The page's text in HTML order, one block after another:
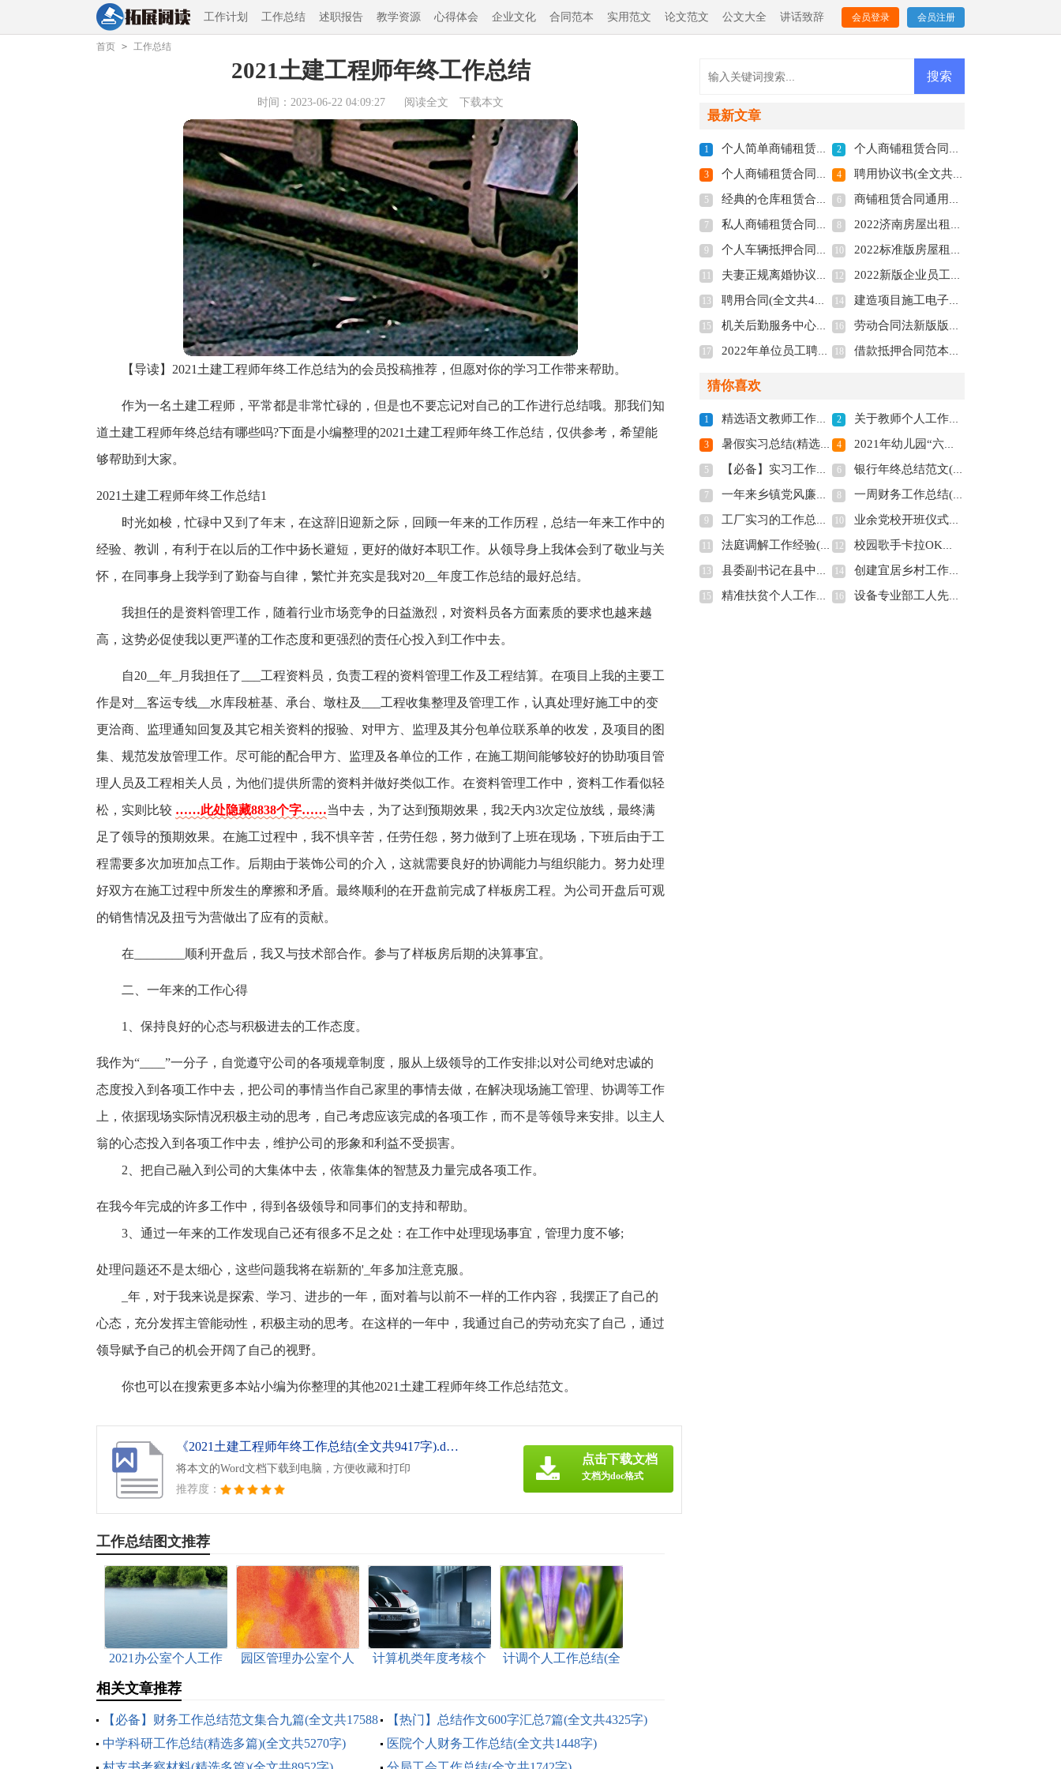
工作计划 工作总结 述职报告 教学资源 心得体会 企业文化 合同范本 实用范文 论文范文 公文大全 讲话致辞 会员登录 会员注册
首页 > 工作总结
2021土建工程师年终工作总结
时间：2023-06-22 04:09:27 阅读全文 下载本文
【导读】2021土建工程师年终工作总结为的会员投稿推荐，但愿对你的学习工作带来帮助。
作为一名土建工程师，平常都是非常忙碌的，但是也不要忘记对自己的工作进行总结哦。那我们知
道土建工程师年终总结有哪些吗?下面是小编整理的2021土建工程师年终工作总结，仅供参考，希望能
够帮助到大家。
2021土建工程师年终工作总结1
时光如梭，忙碌中又到了年末，在这辞旧迎新之际，回顾一年来的工作历程，总结一年来工作中的
经验、教训，有利于在以后的工作中扬长避短，更好的做好本职工作。从领导身上我体会到了敬业与关
怀，在同事身上我学到了勤奋与自律，繁忙并充实是我对20__年度工作总结的最好总结。
我担任的是资料管理工作，随着行业市场竞争的日益激烈，对资料员各方面素质的要求也越来越
高，这势必促使我以更严谨的工作态度和更强烈的责任心投入到工作中去。
自20__年_月我担任了___工程资料员，负责工程的资料管理工作及工程结算。在项目上我的主要工
作是对__客运专线__水库段桩基、承台、墩柱及___工程收集整理及管理工作，认真处理好施工中的变
更洽商、监理通知回复及其它相关资料的报验、对甲方、监理及其分包单位联系单的收发，及项目的图
集、规范发放管理工作。尽可能的配合甲方、监理及各单位的工作，在施工期间能够较好的协助项目管
理人员及工程相关人员，为他们提供所需的资料并做好类似工作。在资料管理工作中，资料工作看似轻
松，实则比较 ……此处隐藏8838个字……当中去，为了达到预期效果，我2天内3次定位放线，最终满
足了领导的预期效果。在施工过程中，我不惧辛苦，任劳任怨，努力做到了上班在现场，下班后由于工
程需要多次加班加点工作。后期由于装饰公司的介入，这就需要良好的协调能力与组织能力。努力处理
好双方在施工过程中所发生的摩擦和矛盾。最终顺利的在开盘前完成了样板房工程。为公司开盘后可观
的销售情况及扭亏为营做出了应有的贡献。
在________顺利开盘后，我又与技术部合作。参与了样板房后期的决算事宜。
二、一年来的工作心得
1、保持良好的心态与积极进去的工作态度。
我作为“____”一分子，自觉遵守公司的各项规章制度，服从上级领导的工作安排;以对公司绝对忠诚的
态度投入到各项工作中去，把公司的事情当作自己家里的事情去做，在解决现场施工管理、协调等工作
上，依据现场实际情况积极主动的思考，自己考虑应该完成的各项工作，而不是等领导来安排。以主人
翁的心态投入到各项工作中去，维护公司的形象和利益不受损害。
2、把自己融入到公司的大集体中去，依靠集体的智慧及力量完成各项工作。
在我今年完成的许多工作中，得到各级领导和同事们的支持和帮助。
3、通过一年来的工作发现自己还有很多不足之处：在工作中处理现场事宜，管理力度不够;
处理问题还不是太细心，这些问题我将在崭新的'_年多加注意克服。
_年，对于我来说是探索、学习、进步的一年，面对着与以前不一样的工作内容，我摆正了自己的
心态，充分发挥主管能动性，积极主动的思考。在这样的一年中，我通过自己的劳动充实了自己，通过
领导赋予自己的机会开阔了自己的视野。
你也可以在搜索更多本站小编为你整理的其他2021土建工程师年终工作总结范文。
《2021土建工程师年终工作总结(全文共9417字).doc》
将本文的Word文档下载到电脑，方便收藏和打印
推荐度：
点击下载文档
文档为doc格式
工作总结图文推荐
2021办公室个人工作
园区管理办公室个人
计算机类年度考核个
计调个人工作总结(全
相关文章推荐
【必备】财务工作总结范文集合九篇(全文共17588
字)
【热门】总结作文600字汇总7篇(全文共4325字)
中学科研工作总结(精选多篇)(全文共5270字)
医院个人财务工作总结(全文共1448字)
最新文章
1 个人简单商铺租赁合同范本(全文共4011字) 2 个人商铺租赁合同简易版2022年(全文共8189字)
3 个人商铺租赁合同多篇(全文共5848字) 4 聘用协议书(全文共6012字)
5 经典的仓库租赁合同范本多篇(全文共3146字) 6 商铺租赁合同通用版【多篇】(全文共5663字)
7 私人商铺租赁合同标准版(全文共4877字) 8 2022济南房屋出租合同电子版(全文共6127字)
9 个人车辆抵押合同协议多篇(全文共3888字) 10 2022标准版房屋租赁合同多篇(全文共3951字)
夫妻正规离婚协议书2022(全文共3211字) 12 2022新版企业员工劳动合同(全文共6610字)
13 聘用合同(全文共4741字) 14 建造项目施工电子合同2022【多篇】(全文共4158字)
15 机关后勤服务中心关于公务用车管理的调研报告(全文共2845字) 16 劳动合同法新版版本2022(全文共7655字)
17 2022年单位员工聘用合同简易版(全文共3858字) 18 借款抵押合同范本多篇(全文共3192字)
猜你喜欢
1 精选语文教师工作总结3篇(全文共4776字) 2 关于教师个人工作总结模板汇总九篇(全文共12019字)
3 暑假实习总结(精选15篇)(全文共19702字) 4 2021年幼儿园“六一”主持稿(全文共1482字)
5 【必备】实习工作总结模板汇编九篇(全文共12033字) 6 银行年终总结范文(全文共20184字)
7 一年来乡镇党风廉政建设工作报告(全文共3266字) 8 一周财务工作总结(全文共3553字)
9 工厂实习的工作总结(全文共15984字) 10 业余党校开班仪式讲话稿(全文共7478字)
法庭调解工作经验(精选多篇)(全文共9249字) 12 校园歌手卡拉OK大赛“青春梦飞扬”策划书(精选多篇)(全文共5269字)
13 县委副书记在县中医院新住院大楼开业庆典上的讲话(精选多篇)(全文共4242字) 14 创建宜居乡村工作的汇报材料(全文共1207字)
15 精准扶贫个人工作总结(全文共28430字) 16 设备专业部工人先锋号事迹材料(全文共1541字)